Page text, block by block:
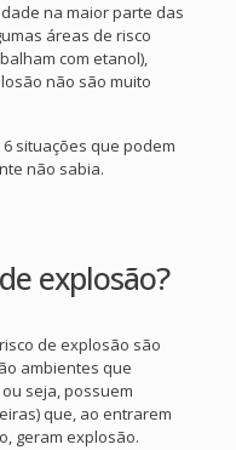
na maior parte das
áreas de risco
com etanol),
não são muito
situações que podem
não sabia.
explosão?
de explosão são
ambientes que
seja, possuem
que, ao entrarem
geram explosão.